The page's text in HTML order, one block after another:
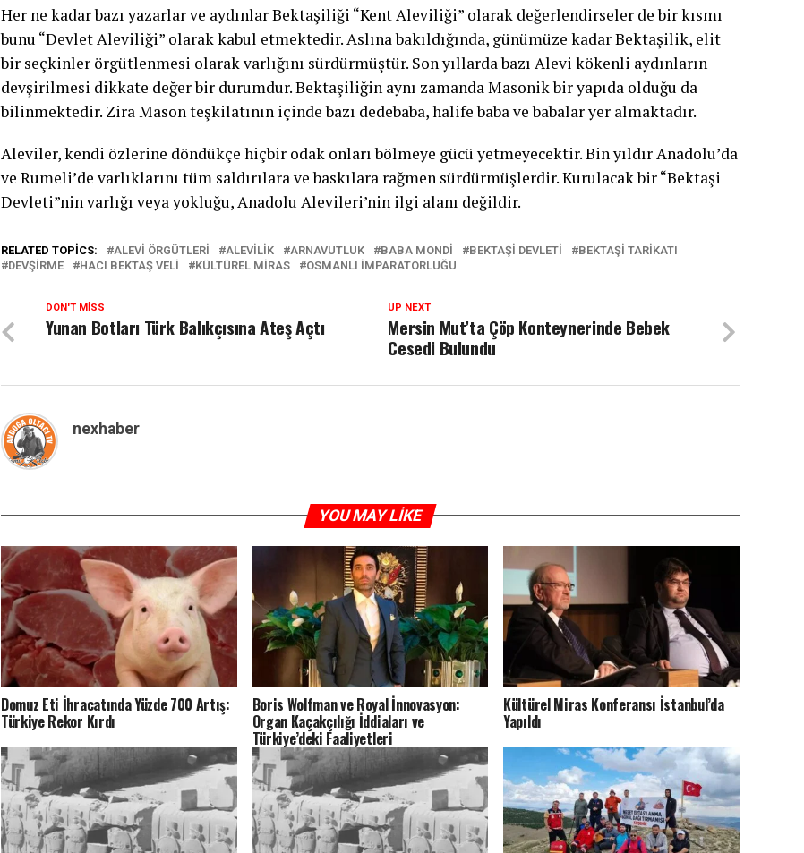
Her ne kadar bazı yazarlar ve aydınlar Bektaşiliği “Kent Aleviliği” olarak değerlendirseler de bir kısmı
bunu “Devlet Aleviliği” olarak kabul etmektedir. Aslına bakıldığında, günümüze kadar Bektaşilik, elit
bir seçkinler örgütlenmesi olarak varlığını sürdürmüştür. Son yıllarda bazı Alevi kökenli aydınların
devşirilmesi dikkate değer bir durumdur. Bektaşiliğin aynı zamanda Masonik bir yapıda olduğu da
bilinmektedir. Zira Mason teşkilatının içinde bazı dedebaba, halife baba ve babalar yer almaktadır.
Aleviler, kendi özlerine döndükçe hiçbir odak onları bölmeye gücü yetmeyecektir. Bin yıldır Anadolu’da
ve Rumeli’de varlıklarını tüm saldırılara ve baskılara rağmen sürdürmüşlerdir. Kurulacak bir “Bektaşi
Devleti”nin varlığı veya yokluğu, Anadolu Alevileri’nin ilgi alanı değildir.
RELATED TOPICS: ALEVI ÖRGÜTLERI ALEVILIK ARNAVUTLUK BABA MONDI BEKTAŞI DEVLETI
BEKTAŞI TARIKATI
DEVŞIRME
HACI BEKTAŞ VELI KÜLTÜREL MIRAS OSMANLI İMPARATORLUĞU
UP NEXT
Mersin Mut’ta Çöp Konteynerinde Bebek
Cesedi Bulundu
DON'T MISS
Yunan Botları Türk Balıkçısına Ateş Açtı
nexhaber
YOU MAY LIKE
Domuz Eti İhracatında Yüzde 700 Artış:
Türkiye Rekor Kırdı
Boris Wolfman ve Royal İnnovasyon:
Organ Kaçakçılığı İddiaları ve
Türkiye’deki Faaliyetleri
Kültürel Miras Konferansı İstanbul’da
Yapıldı